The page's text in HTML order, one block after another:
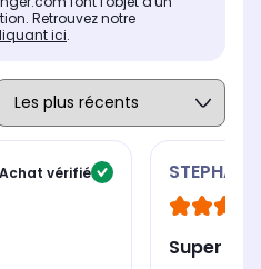
Retrouvez notre
ici.
Achat vérifié STEPHANE
Super